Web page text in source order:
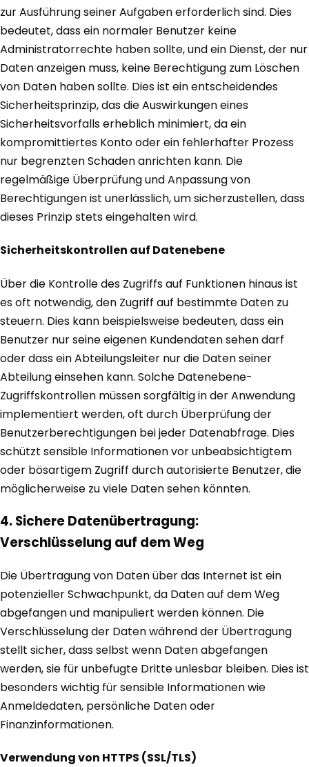
zur Ausführung seiner Aufgaben erforderlich sind. Dies
bedeutet, dass ein normaler Benutzer keine
Administratorrechte haben sollte, und ein Dienst, der nur
Daten anzeigen muss, keine Berechtigung zum Löschen
von Daten haben sollte. Dies ist ein entscheidendes
Sicherheitsprinzip, das die Auswirkungen eines
Sicherheitsvorfalls erheblich minimiert, da ein
kompromittiertes Konto oder ein fehlerhafter Prozess
nur begrenzten Schaden anrichten kann. Die
regelmäßige Überprüfung und Anpassung von
Berechtigungen ist unerlässlich, um sicherzustellen, dass
dieses Prinzip stets eingehalten wird.
Sicherheitskontrollen auf Datenebene
Über die Kontrolle des Zugriffs auf Funktionen hinaus ist
es oft notwendig, den Zugriff auf bestimmte Daten zu
steuern. Dies kann beispielsweise bedeuten, dass ein
Benutzer nur seine eigenen Kundendaten sehen darf
oder dass ein Abteilungsleiter nur die Daten seiner
Abteilung einsehen kann. Solche Datenebene-
Zugriffskontrollen müssen sorgfältig in der Anwendung
implementiert werden, oft durch Überprüfung der
Benutzerberechtigungen bei jeder Datenabfrage. Dies
schützt sensible Informationen vor unbeabsichtigtem
oder bösartigem Zugriff durch autorisierte Benutzer, die
möglicherweise zu viele Daten sehen könnten.
4. Sichere Datenübertragung:
Verschlüsselung auf dem Weg
Die Übertragung von Daten über das Internet ist ein
potenzieller Schwachpunkt, da Daten auf dem Weg
abgefangen und manipuliert werden können. Die
Verschlüsselung der Daten während der Übertragung
stellt sicher, dass selbst wenn Daten abgefangen
werden, sie für unbefugte Dritte unlesbar bleiben. Dies ist
besonders wichtig für sensible Informationen wie
Anmeldedaten, persönliche Daten oder
Finanzinformationen.
Verwendung von HTTPS (SSL/TLS)